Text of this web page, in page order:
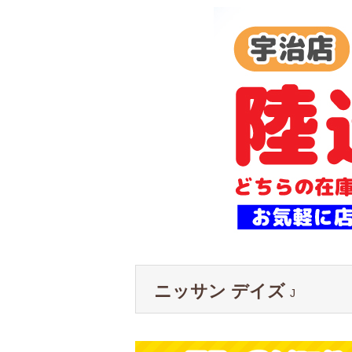
ニッサン デイズ J